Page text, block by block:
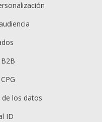
de los datos
ID